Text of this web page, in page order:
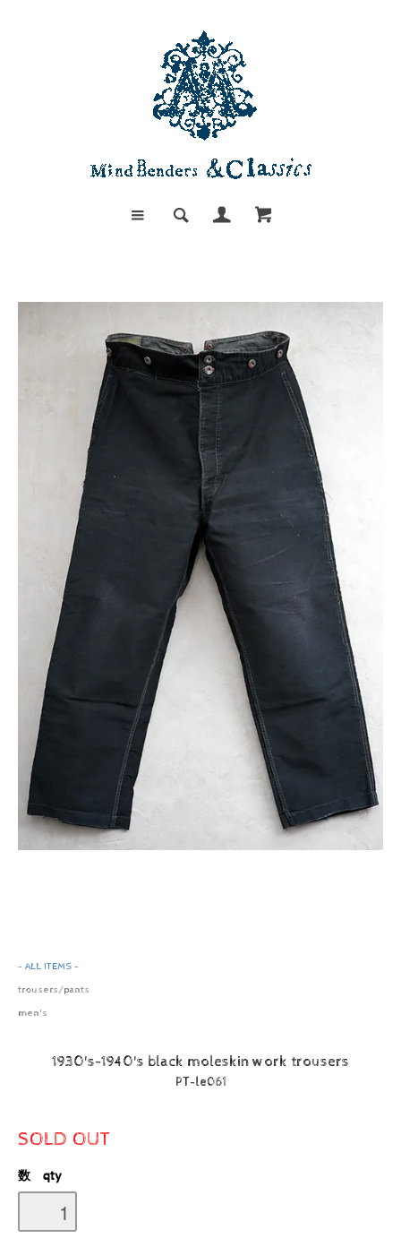
- ALL ITEMS -
trousers/pants
men's
1930's-1940's black moleskin work trousers
PT-le061
SOLD OUT
数 qty